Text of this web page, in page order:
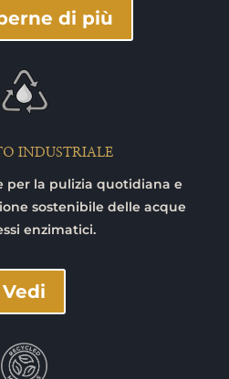
di più
INDUSTRIALE
per la pulizia quotidiana e
sostenibile delle acque
enzimatici.
Vedi